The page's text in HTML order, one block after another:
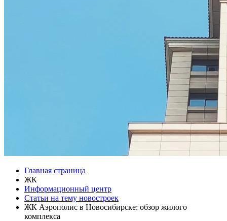
Главная страница
ЖК
Информационный центр
Статьи на тему новостроек
ЖК Аэрополис в Новосибирске: обзор жилого
комплекса